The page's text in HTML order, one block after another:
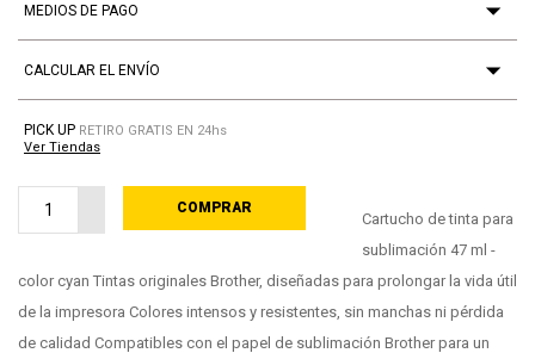
MEDIOS DE PAGO
CALCULAR EL ENVÍO
PICK UP RETIRO GRATIS EN 24hs
Ver Tiendas
COMPRAR
PROCESANDO
Cartucho de tinta para
sublimación 47 ml -
color cyan Tintas originales Brother, diseñadas para prolongar la vida útil
de la impresora Colores intensos y resistentes, sin manchas ni pérdida
de calidad Compatibles con el papel de sublimación Brother para un